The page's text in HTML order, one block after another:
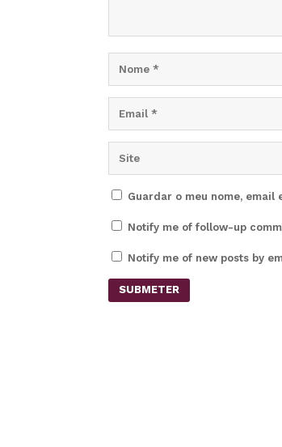
Guardar o meu nome, email
Notify me of follow-up
Notify me of new posts by
SUBMETER